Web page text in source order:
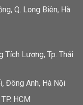
Q. Long Biên, Hà
Tích Lương, Tp. Thái
Đông Anh, Hà Nội
HCM